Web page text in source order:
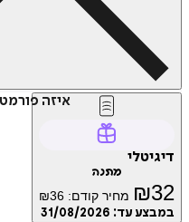
איזה
דיגיטלי
מתנה
₪32 מחיר קודם: ₪36
במבצע עד: 31/08/2026